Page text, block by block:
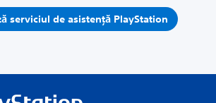
serviciul de asistență PlayStation